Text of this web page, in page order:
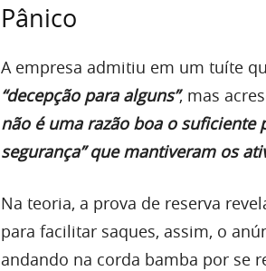
Pânico
A empresa admitiu em um tuíte
“decepção para alguns”, mas
não é uma razão boa o
segurança” que mantiveram os
Na teoria, a prova de reserva
para facilitar saques, assim, o
andando na corda bamba por se